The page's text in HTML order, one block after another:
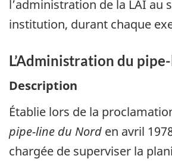
l’administration de la LAI au
institution, durant chaque
L’Administration du
Description
Établie lors de la
pipe-line du Nord en avril
chargée de superviser la